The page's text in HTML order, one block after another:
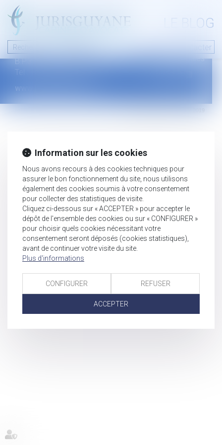
LE BLOG
Nous contacter
46 avenue de la liberté
B.P.315 - 97327 Cayenne Cedex
Tel : +594 594 29 45 35
www.jurisguyane.com
Mentions légales
Information sur les cookies
Nous avons recours à des cookies techniques pour
assurer le bon fonctionnement du site, nous utilisons
également des cookies soumis à votre consentement
pour collecter des statistiques de visite.
Cliquez ci-dessous sur « ACCEPTER » pour accepter le
dépôt de l'ensemble des cookies ou sur « CONFIGURER »
pour choisir quels cookies nécessitant votre
consentement seront déposés (cookies statistiques),
avant de continuer votre visite du site.
Plus d'informations
CONFIGURER REFUSER
ACCEPTER